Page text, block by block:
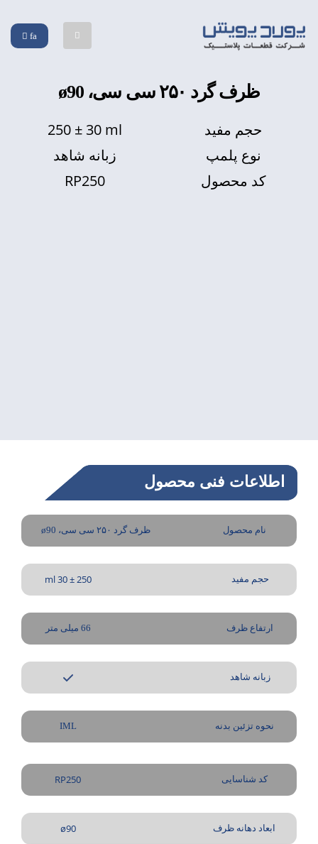
fa
ظرف گرد ۲۵۰ سی سی، ø90
250 ± 30 ml
حجم مفید
زبانه شاهد
نوع پلمپ
RP250 کد محصول
اطلاعات فنی محصول
نام محصول ظرف گرد ۲۵۰ سی سی، ø90
حجم مفید 250 ± 30 ml
ارتفاع ظرف 66 میلی متر
زبانه شاهد
نحوه تزئین بدنه IML
کد شناسایی RP250
ابعاد دهانه ظرف ø90